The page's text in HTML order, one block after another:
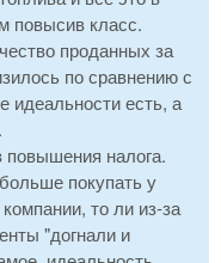
повысив класс.
проданных за
по сравнению с
есть, а
повышения налога.
покупать у
то ли из-за
"догнали и